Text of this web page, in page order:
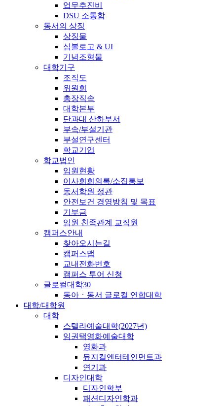
업무추진비
DSU 소통함
동서의 상징
상징물
심볼로고 & UI
기념조형물
대학기구
조직도
위원회
총장직속
대학본부
단과대 산하부서
부속/부설기관
부설연구센터
학교기업
학교법인
임원현황
이사회회의록/소집통보
동서학원 정관
안전보건 경영방침 및 목표
기부금
임원 친족관계 교직원
캠퍼스안내
찾아오시는길
캠퍼스맵
교내전화번호
캠퍼스 투어 신청
글로컬대학30
동아ㆍ동서 글로컬 연합대학
대학/대학원
대학
스텔라예술대학(2027년)
임권택영화예술대학
영화과
뮤지컬엔터테인먼트과
연기과
디자인대학
디자인학부
패션디자인학과